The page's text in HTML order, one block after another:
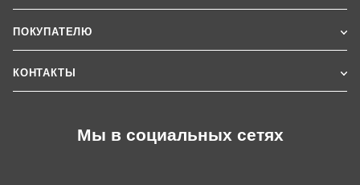
ПОКУПАТЕЛЮ
КОНТАКТЫ
Мы в социальных сетях